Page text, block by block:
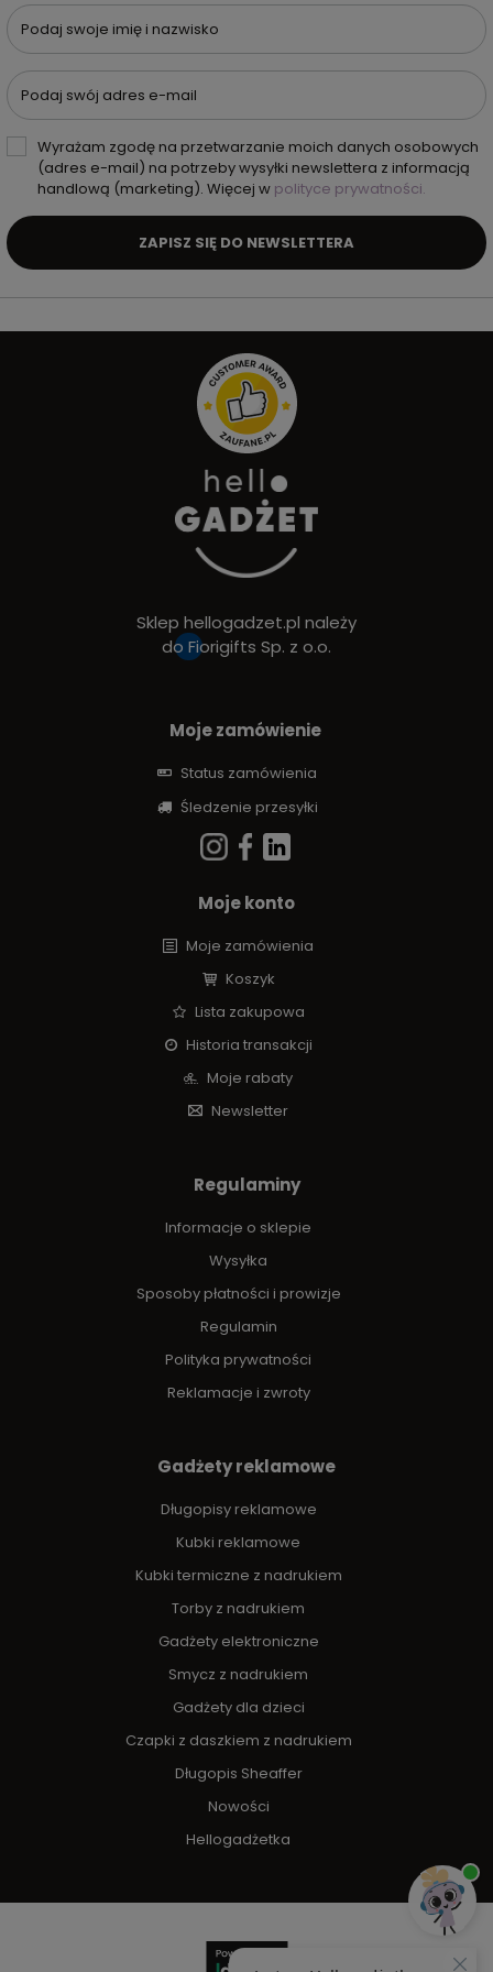
Podaj swoje imię i nazwisko
Podaj swój adres e-mail
Wyrażam zgodę na przetwarzanie moich danych osobowych
(adres e-mail) na potrzeby wysyłki newslettera z informacją
handlową (marketing). Więcej w polityce prywatności.
ZAPISZ SIĘ DO NEWSLETTERA
Sklep hellogadzet.pl należy
do Fiorigifts Sp. z o.o.
Moje zamówienie
Status zamówienia
Śledzenie przesyłki
Moje konto
Moje zamówienia
Koszyk
Lista zakupowa
Historia transakcji
Moje rabaty
Newsletter
Regulaminy
Informacje o sklepie
Wysyłka
Sposoby płatności i prowizje
Regulamin
Polityka prywatności
Reklamacje i zwroty
Gadżety reklamowe
Długopisy reklamowe
Kubki reklamowe
Kubki termiczne z nadrukiem
Torby z nadrukiem
Gadżety elektroniczne
Smycz z nadrukiem
Gadżety dla dzieci
Czapki z daszkiem z nadrukiem
Długopis Sheaffer
Nowości
Hellogadżetka